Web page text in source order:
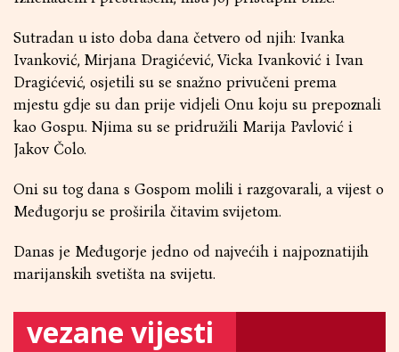
Sutradan u isto doba dana četvero od njih: Ivanka
Ivanković, Mirjana Dragićević, Vicka Ivanković i Ivan
Dragićević, osjetili su se snažno privučeni prema
mjestu gdje su dan prije vidjeli Onu koju su prepoznali
kao Gospu. Njima su se pridružili Marija Pavlović i
Jakov Čolo.
Oni su tog dana s Gospom molili i razgovarali, a vijest o
Međugorju se proširila čitavim svijetom.
Danas je Međugorje jedno od najvećih i najpoznatijih
marijanskih svetišta na svijetu.
vezane vijesti